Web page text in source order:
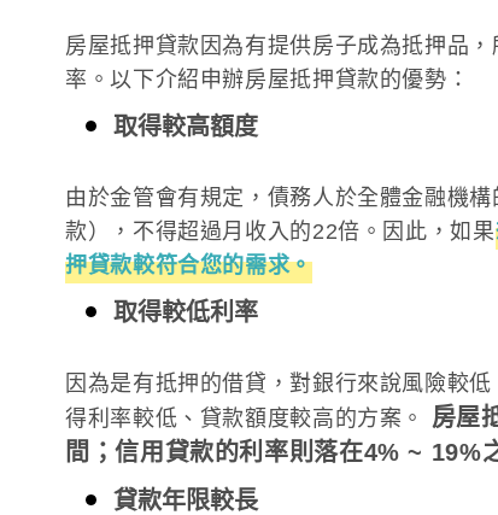
房屋抵押貸款因為有提供房子成為抵押品
率。以下介紹申辦房屋抵押貸款的優勢：
取得較高額度
由於金管會有規定，債務人於全體金融機
款），不得超過月收入的22倍。因此，如果
押貸款較符合您的需求。
取得較低利率
因為是有抵押的借貸，對銀行來說風險較
得利率較低、貸款額度較高的方案。 房屋
間；信用貸款的利率則落在4% ~ 19%
貸款年限較長